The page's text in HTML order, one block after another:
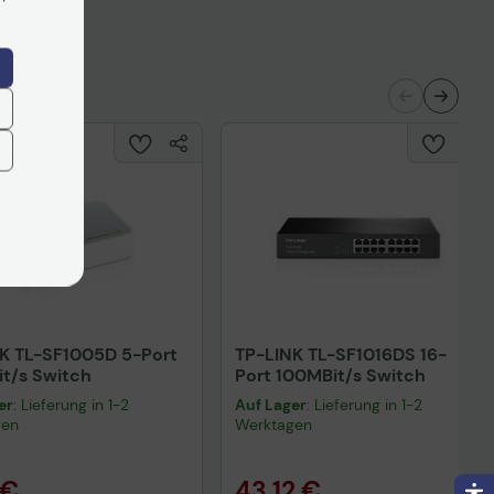
TL-SF1005D 5-Port
s Switch
: Lieferung in 1-2
TP-LINK TL-SF1016DS 16-
Port 100MBit/s Switch
Auf Lager: Lieferung in 1-2
Werktagen